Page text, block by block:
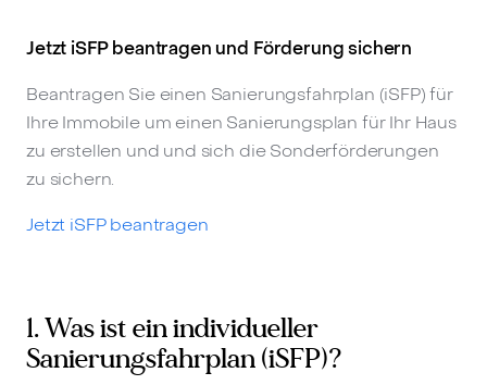
Jetzt iSFP beantragen und Förderung sichern
Beantragen Sie einen Sanierungsfahrplan (iSFP) für
Ihre Immobile um einen Sanierungsplan für Ihr Haus
zu erstellen und und sich die Sonderförderungen
zu sichern.
Jetzt iSFP beantragen
1. Was ist ein individueller
Sanierungsfahrplan (iSFP)?